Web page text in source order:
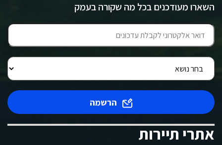
השארו מעודכנים בכל מה שקורה בעמק
הרשמה
אתרי תיירות